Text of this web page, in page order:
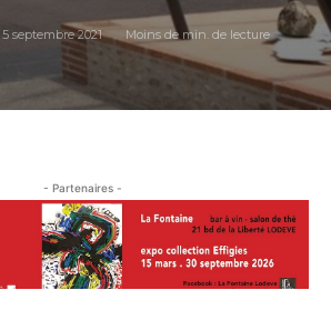
5 septembre 2021 Moins de min. de lecture
- Partenaires -